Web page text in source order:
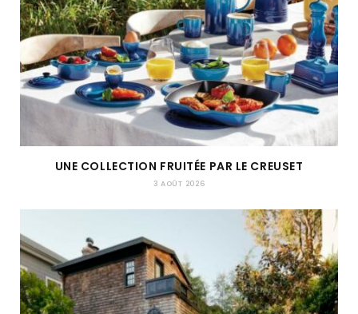
UNE COLLECTION FRUITÉE PAR LE CREUSET
3 AOÛT 2026